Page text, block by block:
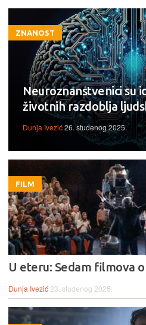
ZNANOST
Neuroznanstvenici su
životnih razdoblja
Dunja Ivezić26. studenog 2025.
FILM
U eteru: Sedam filmova
Dunja Ivezić 23. studenog 2025.